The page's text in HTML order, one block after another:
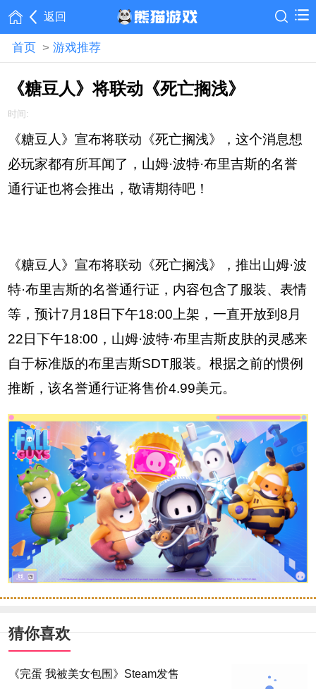
返回
首页 > 游戏推荐
《糖豆人》将联动《死亡搁浅》
时间:
《糖豆人》宣布将联动《死亡搁浅》，这个消息想
必玩家都有所耳闻了，山姆·波特·布里吉斯的名誉
通行证也将会推出，敬请期待吧！
《糖豆人》宣布将联动《死亡搁浅》，推出山姆·波
特·布里吉斯的名誉通行证，内容包含了服装、表情
等，预计7月18日下午18:00上架，一直开放到8月
22日下午18:00，山姆·波特·布里吉斯皮肤的灵感来
自于标准版的布里吉斯SDT服装。根据之前的惯例
推断，该名誉通行证将售价4.99美元。
猜你喜欢
《完蛋 我被美女包围》Steam发售